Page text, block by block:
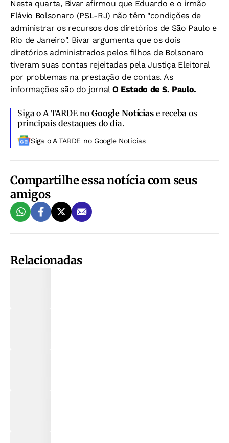
Nesta quarta, Bivar afirmou que Eduardo e o irmão
Flávio Bolsonaro (PSL-RJ) não têm "condições de
administrar os recursos dos diretórios de São Paulo e
Rio de Janeiro". Bivar argumenta que os dois
diretórios administrados pelos filhos de Bolsonaro
tiveram suas contas rejeitadas pela Justiça Eleitoral
por problemas na prestação de contas. As
informações são do jornal O Estado de S. Paulo.
Siga o A TARDE noGoogle Notíciase receba os
principais destaques do dia.
Siga o A TARDE no Google Noticias
Compartilhe essa notícia com seus
amigos
Relacionadas